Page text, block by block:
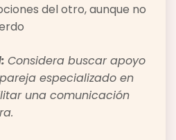
del otro, aunque no
Considera buscar apoyo
especializado en
una comunicación